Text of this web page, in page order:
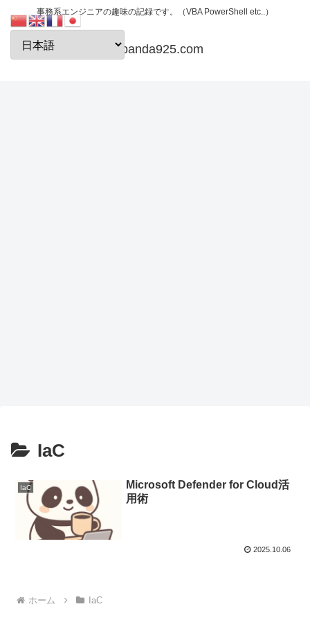
事務系エンジニアの趣味の記録です。（VBA PowerShell etc..）
papanda925.com
IaC
IaC
Microsoft Defender for Cloud活
用術
2025.10.06
ホーム IaC